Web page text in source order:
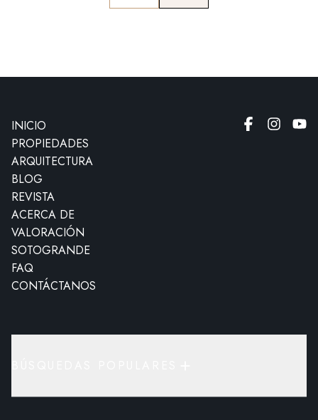
INICIO
PROPIEDADES
ARQUITECTURA
BLOG
REVISTA
ACERCA DE
VALORACIÓN
SOTOGRANDE
FAQ
CONTÁCTANOS